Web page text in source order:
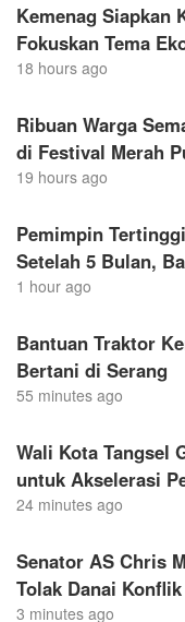
Kemenag Siapkan
Fokuskan Tema
18 hours ago
Ribuan Warga
di Festival Merah
19 hours ago
Pemimpin
Setelah 5 Bulan,
1 hour ago
Bantuan Traktor
Bertani di Serang
55 minutes ago
Wali Kota Tangsel
untuk Akselerasi
24 minutes ago
Senator AS Chris
Tolak Danai
3 minutes ago